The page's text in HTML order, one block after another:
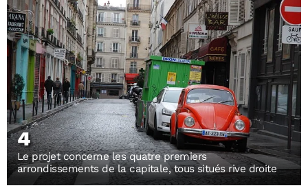
4
Le projet concerne les quatre premiers
arrondissements de la capitale, tous situés rive droite